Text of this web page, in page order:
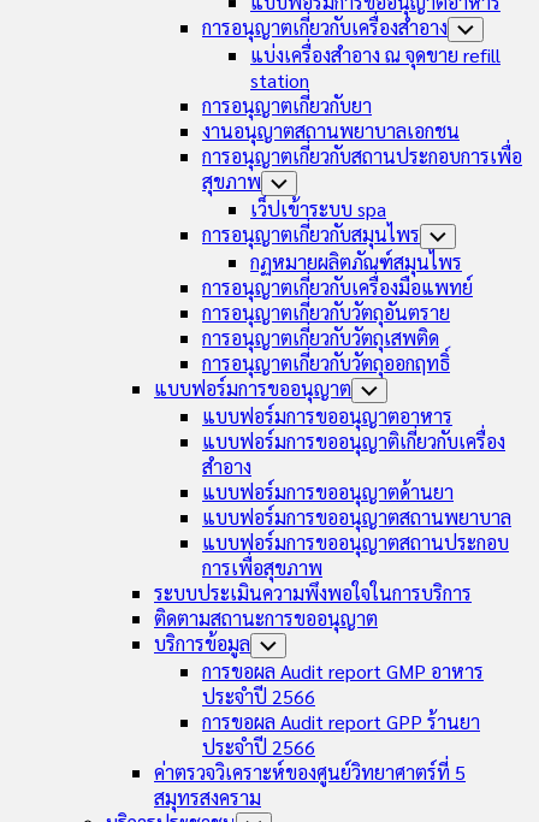
การอนุญาตเกี่ยวกับเครื่องสำอาง Toggle
Child
Menu
แบ่งเครื่องสำอาง ณ จุดขาย refill
station
การอนุญาตเกี่ยวกับยา
งานอนุญาตสถานพยาบาลเอกชน
การอนุญาตเกี่ยวกับสถานประกอบการเพื่อ
สุขภาพ Toggle
Child
Menu
เว็ปเข้าระบบ spa
การอนุญาตเกี่ยวกับสมุนไพร Toggle
Child
Menu
กฏหมายผลิตภัณฑ์สมุนไพร
การอนุญาตเกี่ยวกับเครื่องมือแพทย์
การอนุญาตเกี่ยวกับวัตถุอันตราย
การอนุญาตเกี่ยวกับวัตถุเสพติด
การอนุญาตเกี่ยวกับวัตถุออกฤทธิ์
แบบฟอร์มการขออนุญาต Toggle
Child
Menu
แบบฟอร์มการขออนุญาตอาหาร
แบบฟอร์มการขออนุญาติเกี่ยวกับเครื่อง
สำอาง
แบบฟอร์มการขออนุญาตด้านยา
แบบฟอร์มการขออนุญาตสถานพยาบาล
แบบฟอร์มการขออนุญาตสถานประกอบ
การเพื่อสุขภาพ
ระบบประเมินความพึงพอใจในการบริการ
ติดตามสถานะการขออนุญาต
บริการข้อมูล Toggle
Child
Menu
การขอผล Audit report GMP อาหาร
ประจำปี 2566
การขอผล Audit report GPP ร้านยา
ประจำปี 2566
ค่าตรวจวิเคราะห์ของศูนย์วิทยาศาตร์ที่ 5
สมุทรสงคราม